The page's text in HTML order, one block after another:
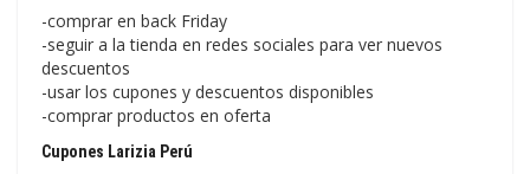
-comprar en back Friday
-seguir a la tienda en redes sociales para ver nuevos
descuentos
-usar los cupones y descuentos disponibles
-comprar productos en oferta
Cupones Larizia Perú